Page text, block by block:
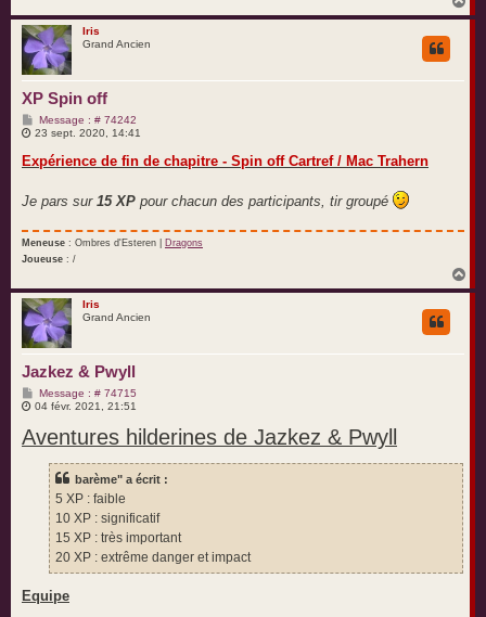
a
Iris
Grand Ancien
XP Spin off
Message : # 74242M
e
s
a
e
23 sept. 2020, 14:41
Expérience de fin de chapitre - Spin off Cartref / Mac Trahern
Je pars sur 15 XP pour chacun des participants, tir groupé
Meneuse : Ombres d'Esteren | Dragons
Joueuse : /
a
Iris
Grand Ancien
Jazkez & Pwyll
Message : # 74715M
s
a
04 févr. 2021, 21:51
Aventures hilderines de Jazkez & Pwyll
barème" a écrit :
5 XP : faible
10 XP : significatif
15 XP : très important
20 XP : extrême danger et impact
Equipe